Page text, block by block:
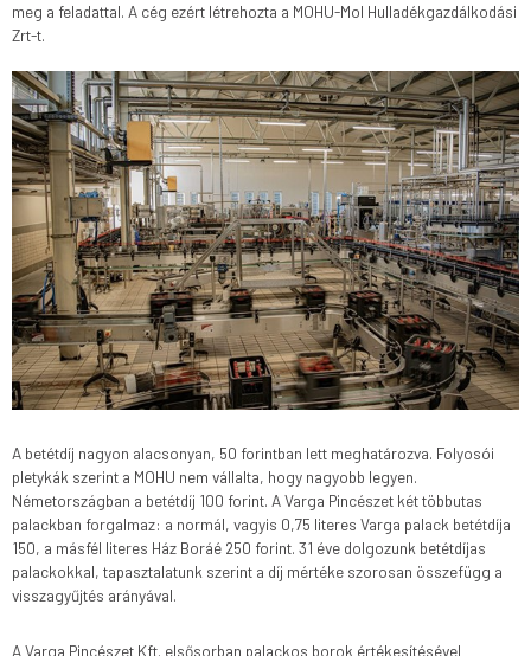
meg a feladattal. A cég ezért létrehozta a MOHU-Mol Hulladékgazdálkodási
Zrt-t.
A betétdíj nagyon alacsonyan, 50 forintban lett meghatározva. Folyosói
pletykák szerint a MOHU nem vállalta, hogy nagyobb legyen.
Németországban a betétdíj 100 forint. A Varga Pincészet két többutas
palackban forgalmaz: a normál, vagyis 0,75 literes Varga palack betétdíja
150, a másfél literes Ház Boráé 250 forint. 31 éve dolgozunk betétdíjas
palackokkal, tapasztalatunk szerint a díj mértéke szorosan összefügg a
visszagyűjtés arányával.
A Varga Pincészet Kft. elsősorban palackos borok értékesítésével